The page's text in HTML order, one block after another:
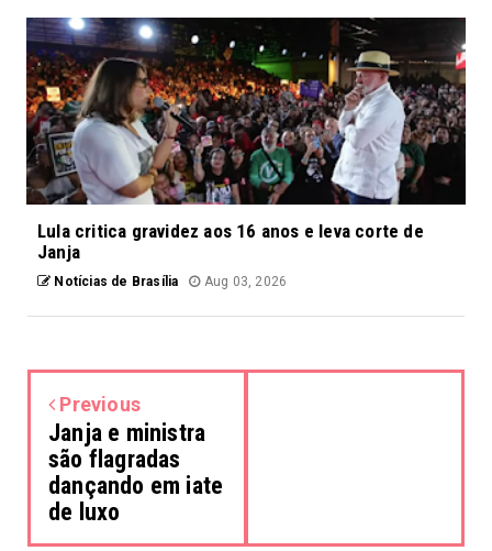
Lula critica gravidez aos 16 anos e leva corte de
Janja
Notícias de Brasília Aug 03, 2026
Previous
Janja e ministra
são flagradas
dançando em iate
de luxo